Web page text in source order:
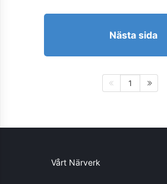
Nästa sida
1
Vårt Närverk